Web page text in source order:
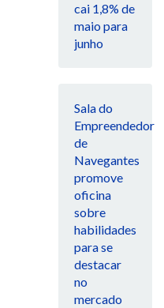
cai 1,8% de
maio para
junho
Sala do
Empreendedor
de
Navegantes
promove
oficina
sobre
habilidades
para se
destacar
no
mercado